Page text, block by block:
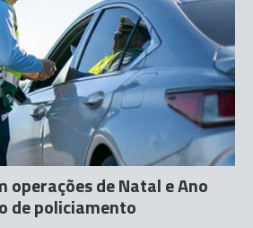
operações de Natal e Ano
de policiamento